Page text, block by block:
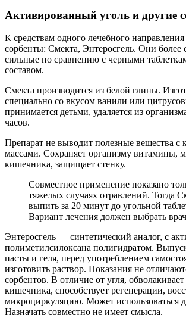
Активированный уголь и другие
К средствам одного лечебного направления
сорбенты: Смекта, Энтеросгель. Они более
сильные по сравнению с черными
составом.
Смекта производится из белой глины.
специально со вкусом ванили или
принимается детьми, удаляется из
часов.
Препарат не выводит полезные вещества с
массами. Сохраняет организму витамины,
кишечника, защищает стенку.
Совместное применение показано
тяжелых случаях отравлений. Тогда
выпить за 20 минут до угольной
Вариант лечения должен выбрать
Энтеросгель — синтетический аналог, с
полиметилсилоксана полигидратом.
пасты и геля, перед употреблением
изготовить раствор. Показания не
сорбентов. В отличие от угля,
кишечника, способствует регенерации,
микроциркуляцию. Может использоваться
Назначать совместно не имеет смысла.